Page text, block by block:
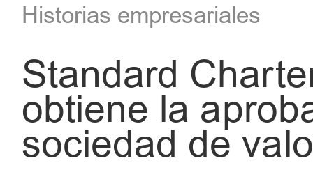
Historias empresariales
Standard
obtiene la
sociedad de